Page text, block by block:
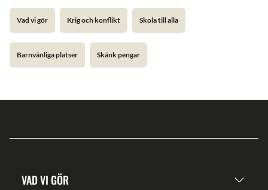
Vad vi gör Krig och konflikt Skola till alla
Barnvänliga platser Skänk pengar
VAD VI GÖR